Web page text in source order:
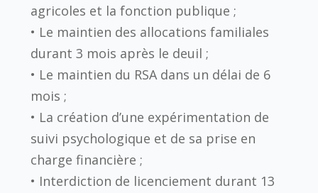
agricoles et la fonction publique ;
• Le maintien des allocations familiales
durant 3 mois après le deuil ;
• Le maintien du RSA dans un délai de 6
mois ;
• La création d’une expérimentation de
suivi psychologique et de sa prise en
charge financière ;
• Interdiction de licenciement durant 13